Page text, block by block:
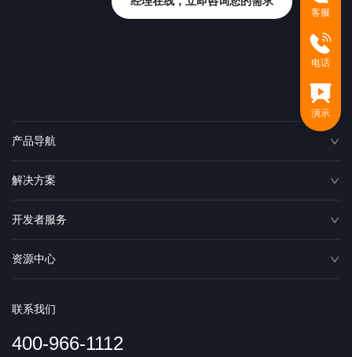
产品导航
解决方案
开发者服务
资源中心
联系我们
400-966-1112
客服
电话
演示